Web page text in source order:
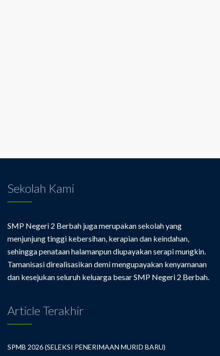
Sekolah Kami
SMP Negeri 2 Berbah juga merupakan sekolah yang
menjunjung tinggi kebersihan, kerapian dan keindahan,
sehingga penataan halamanpun diupayakan serapi mungkin.
Tamanisasi direalisasikan demi mengupayakan kenyamanan
dan kesejukan seluruh keluarga besar SMP Negeri 2 Berbah.
Article Terakhir
SPMB 2026 (SELEKSI PENERIMAAN MURID BARU)